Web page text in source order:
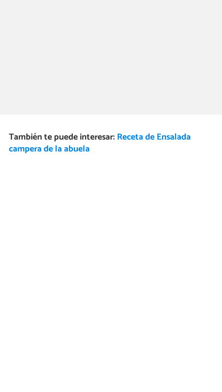
También te puede interesar: Receta de Ensalada
campera de la abuela